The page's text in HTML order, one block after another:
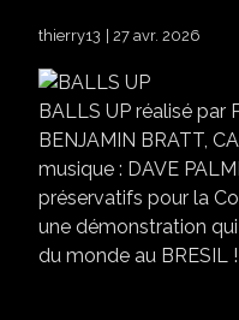
thierry13 27 avr. 2026
BALLS UP réalisé par
BENJAMIN BRATT,
musique : DAVE
préservatifs pour la
une démonstration
du monde au BRESIL